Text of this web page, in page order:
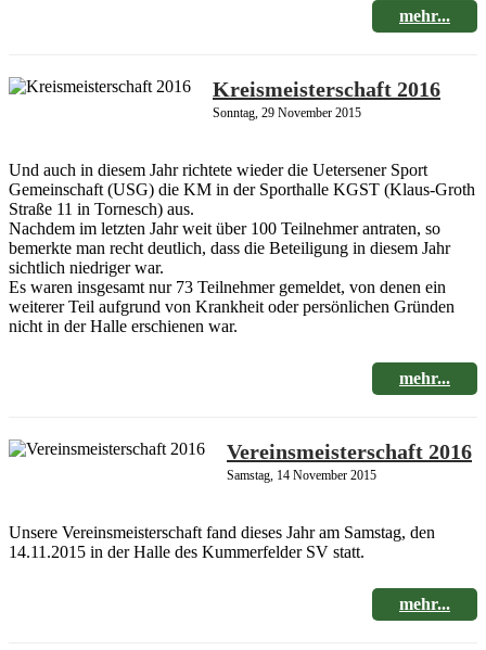
mehr...
Kreismeisterschaft 2016
Sonntag, 29 November 2015
Und auch in diesem Jahr richtete wieder die Uetersener Sport
Gemeinschaft (USG) die KM in der Sporthalle KGST (Klaus-Groth
Straße 11 in Tornesch) aus.
Nachdem im letzten Jahr weit über 100 Teilnehmer antraten, so
bemerkte man recht deutlich, dass die Beteiligung in diesem Jahr
sichtlich niedriger war.
Es waren insgesamt nur 73 Teilnehmer gemeldet, von denen ein
weiterer Teil aufgrund von Krankheit oder persönlichen Gründen
nicht in der Halle erschienen war.
mehr...
Vereinsmeisterschaft 2016
Samstag, 14 November 2015
Unsere Vereinsmeisterschaft fand dieses Jahr am Samstag, den
14.11.2015 in der Halle des Kummerfelder SV statt.
mehr...